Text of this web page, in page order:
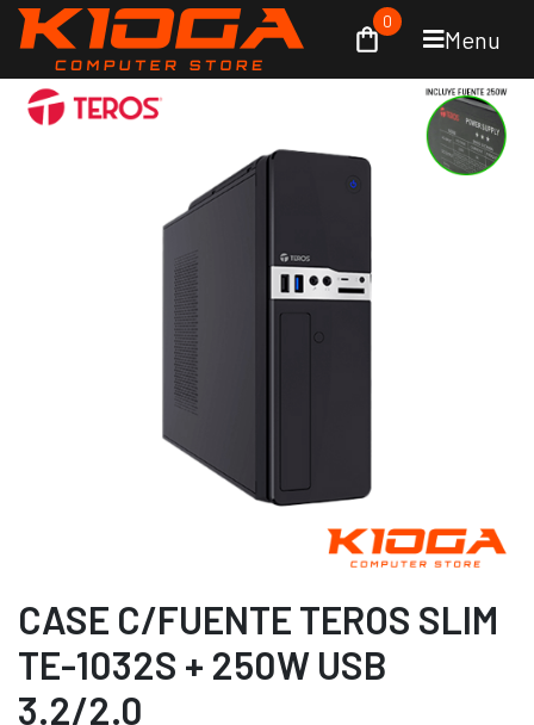
Menu
0
CASE C/FUENTE TEROS SLIM
TE-1032S + 250W USB
3.2/2.0